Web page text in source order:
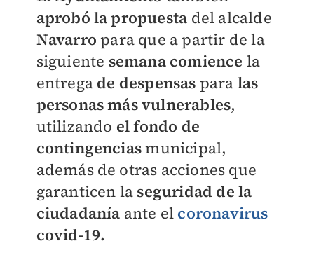
aprobó la propuesta del alcalde
Navarro para que a partir de la
siguiente semana comience la
entrega de despensas para las
personas más vulnerables,
utilizando el fondo de
contingenciasmunicipal,
además de otras acciones que
garanticen la seguridad de la
ciudadanía ante el coronavirus
covid-19.